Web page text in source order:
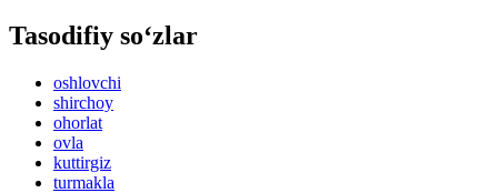
Tasodifiy so‘zlar
oshlovchi
shirchoy
ohorlat
ovla
kuttirgiz
turmakla